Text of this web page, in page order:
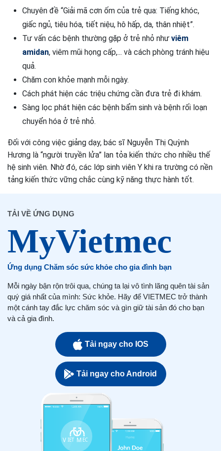
Chuyên đề “Giải mã cơn ốm của trẻ qua: Tiếng khóc,
giấc ngủ, tiêu hóa, tiết niệu, hô hấp, da, thân nhiệt”.
Tư vấn các bệnh thường gặp ở trẻ nhỏ như viêm
amidan, viêm mũi họng cấp,... và cách phòng tránh hiệu
quả.
Chăm con khỏe mạnh mỗi ngày.
Cách phát hiện các triệu chứng cần đưa trẻ đi khám.
Sàng lọc phát hiện các bệnh bẩm sinh và bệnh rối loạn
chuyển hóa ở trẻ nhỏ.
Đối với công việc giảng dạy, bác sĩ Nguyễn Thị Quỳnh
Hương là “người truyền lửa” lan tỏa kiến thức cho nhiều thế
hệ sinh viên. Nhờ đó, các lớp sinh viên Y khi ra trường có nền
tảng kiến thức vững chắc cùng kỹ năng thực hành tốt.
TẢI VỀ ỨNG DỤNG
Ứng dụng Chăm sóc sức khỏe cho gia đình bạn
Mỗi ngày bận rộn trôi qua, chúng ta lại vô tình lãng quên tài sản
quý giá nhất của mình: Sức khỏe. Hãy để VIETMEC trở thành
một cánh tay đắc lực chăm sóc và gìn giữ tài sản đó cho bạn
và cả gia đình.
Tải ngay cho IOS
Tải ngay cho Android